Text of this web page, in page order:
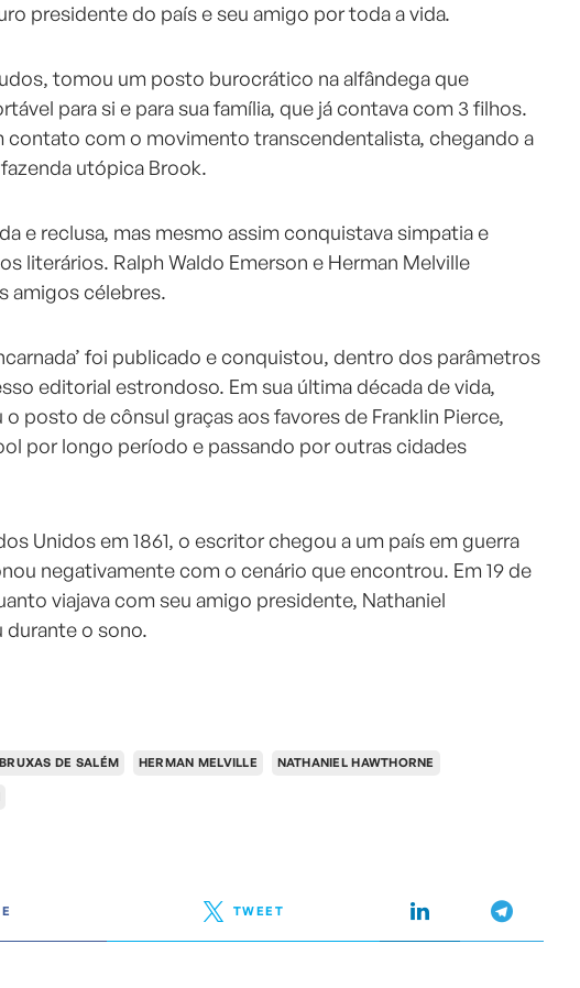
presidente do país e seu amigo por toda a vida.
tomou um posto burocrático na alfândega que
para si e para sua família, que já contava com 3 filhos.
contato com o movimento transcendentalista, chegando a
utópica Brook.
e reclusa, mas mesmo assim conquistava simpatia e
literários. Ralph Waldo Emerson e Herman Melville
amigos célebres.
foi publicado e conquistou, dentro dos parâmetros
editorial estrondoso. Em sua última década de vida,
o posto de cônsul graças aos favores de Franklin Pierce,
por longo período e passando por outras cidades
Unidos em 1861, o escritor chegou a um país em guerra
negativamente com o cenário que encontrou. Em 19 de
viajava com seu amigo presidente, Nathaniel
durante o sono.
BRUXAS DE SALÉM HERMAN MELVILLE NATHANIEL HAWTHORNE
TWEET